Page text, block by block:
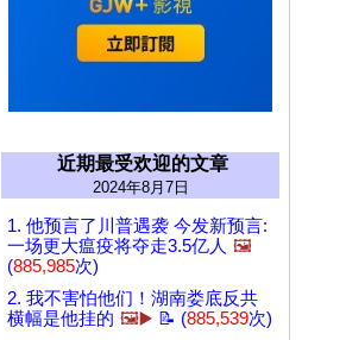
近期最受欢迎的文章
2024年8月7日
1. 他预言了川普遇袭 今发新预言:
一场更大瘟疫将夺走3.5亿人 🖼️
(885,985次)
2. 我不害怕他们！湖南娄底反共
横幅是他挂的 🖼️▶️ 📝 (885,539次)